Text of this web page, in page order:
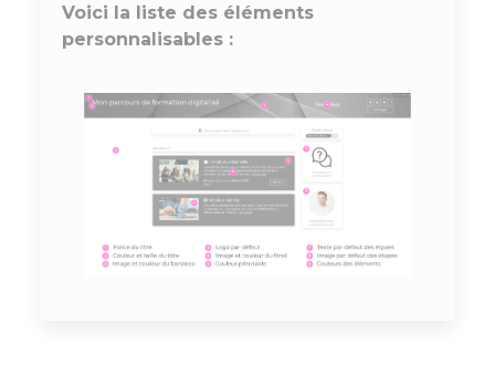
Voici la liste des éléments
personnalisables :